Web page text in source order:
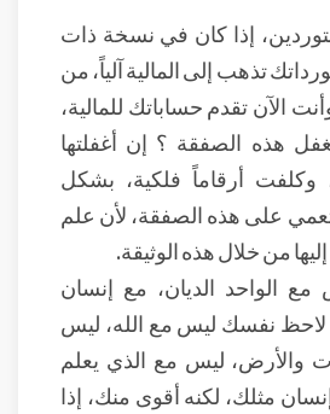
إذا كان في نسخة ذات
تذهب إلى المالية آلياً، من
الآن تقدم حساباتك للمالية،
هذه الصفقة ؟ إن أغفلتها
وكلفت أرقاماً فلكية، بشكل
على هذه الصفقة، لأن علم
من خلال هذه الوثيقة.
الواحد الديان، مع إنسان
لاحظ نفسك ليس مع الله، ليس
والأرض، ليس مع الذي يعلم
مثلك، لكنه أقوى منك، إذا